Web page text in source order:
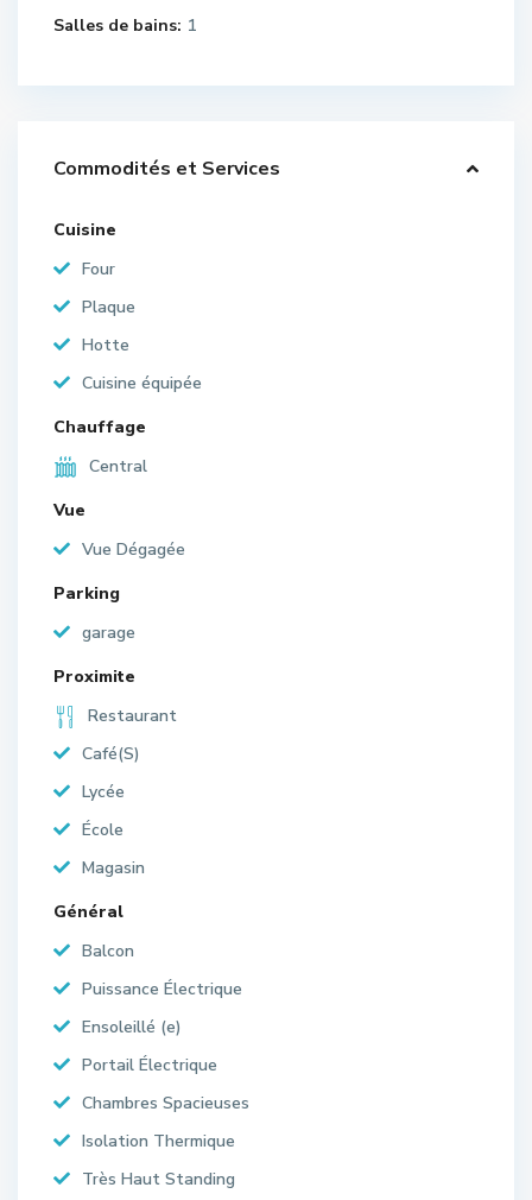
Salles de bains: 1
Commodités et Services
Cuisine
Four
Plaque
Hotte
Cuisine équipée
Chauffage
Central
Vue
Vue Dégagée
Parking
garage
Proximite
Restaurant
Café(S)
Lycée
École
Magasin
Général
Balcon
Puissance Électrique
Ensoleillé (e)
Portail Électrique
Chambres Spacieuses
Isolation Thermique
Très Haut Standing